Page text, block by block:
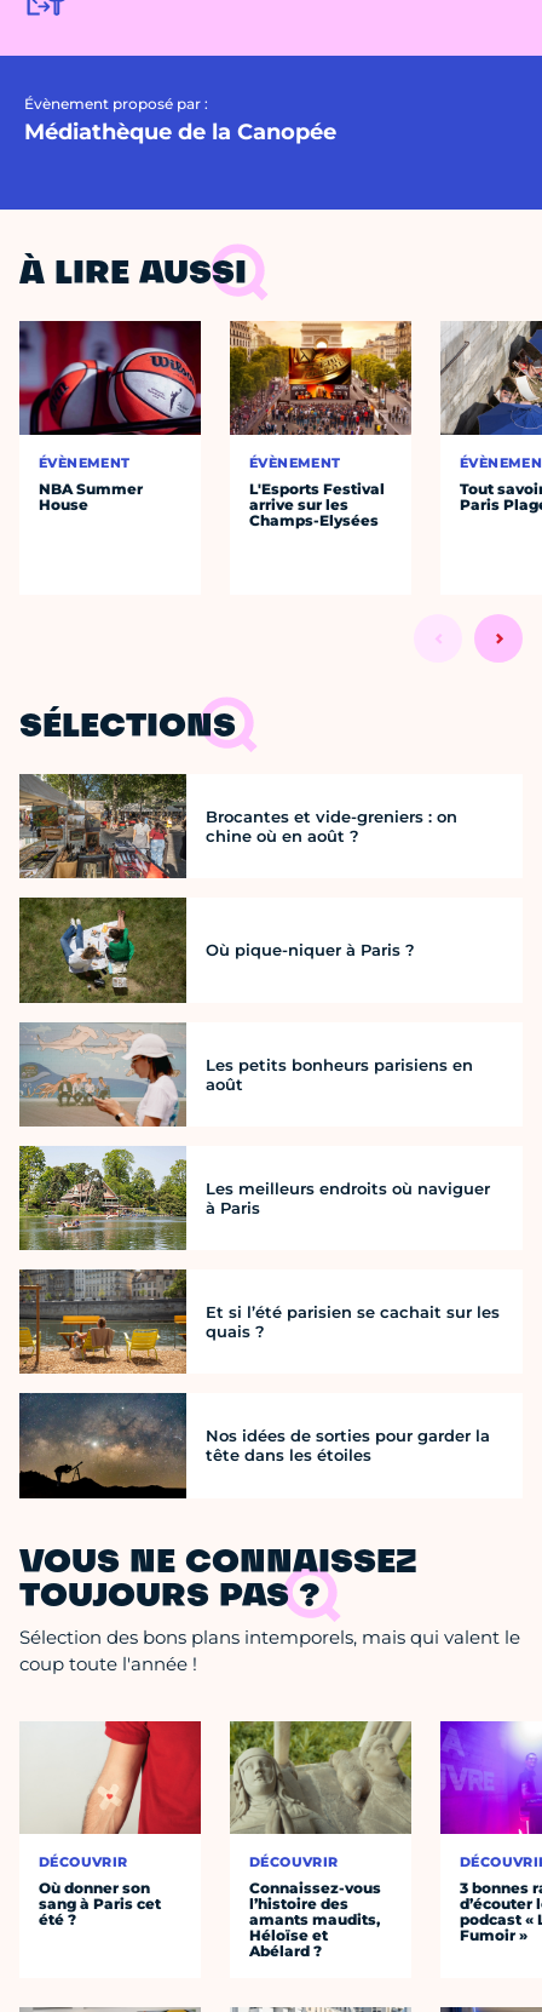
Évènement proposé par :
Médiathèque de la Canopée
À LIRE AUSSI
ÉVÈNEMENT
NBA Summer
House
ÉVÈNEMENT
L'Esports Festival
arrive sur les
Champs-Elysées
Tout
Paris
SÉLECTIONS
Brocantes et vide-greniers : on
chine où en août ?
Où pique-niquer à Paris ?
Les petits bonheurs parisiens en
août
Les meilleurs endroits où naviguer
à Paris
Et si l’été parisien se cachait sur les
quais ?
Nos idées de sorties pour garder la
tête dans les étoiles
VOUS NE CONNAISSEZ
TOUJOURS PAS ?
Sélection des bons plans intemporels, mais qui valent le
coup toute l'année !
DÉCOUVRIR
Où donner son
sang à Paris cet
été ?
DÉCOUVRIR
Connaissez-vous
l’histoire des
amants maudits,
Héloïse et
Abélard ?
3 bonnes
d’écouter
podcast «
Fumoir »